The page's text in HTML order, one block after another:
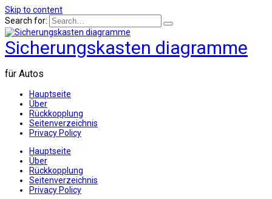
Skip to content
Search for:
Sicherungskasten diagramme
für Autos
Hauptseite
Über
Rückkopplung
Seitenverzeichnis
Privacy Policy
Hauptseite
Über
Rückkopplung
Seitenverzeichnis
Privacy Policy